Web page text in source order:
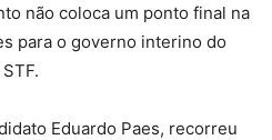
não coloca um ponto final na
para o governo interino do
Eduardo Paes, recorreu